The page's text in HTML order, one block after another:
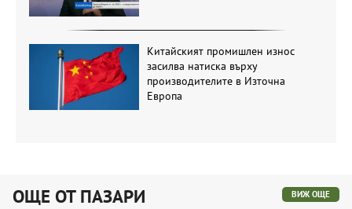
Китайският промишлен износ
засилва натиска върху
производителите в Източна
Европа
ОЩЕ ОТ ПАЗАРИ ВИЖ ОЩЕ